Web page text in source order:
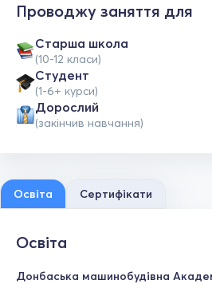
Проводжу заняття для
Старша школа
(10-12 класи)
Студент
(1-6+ курси)
Дорослий
(закінчив навчання)
Освіта Сертифікати
Освіта
Донбаська машинобудівна